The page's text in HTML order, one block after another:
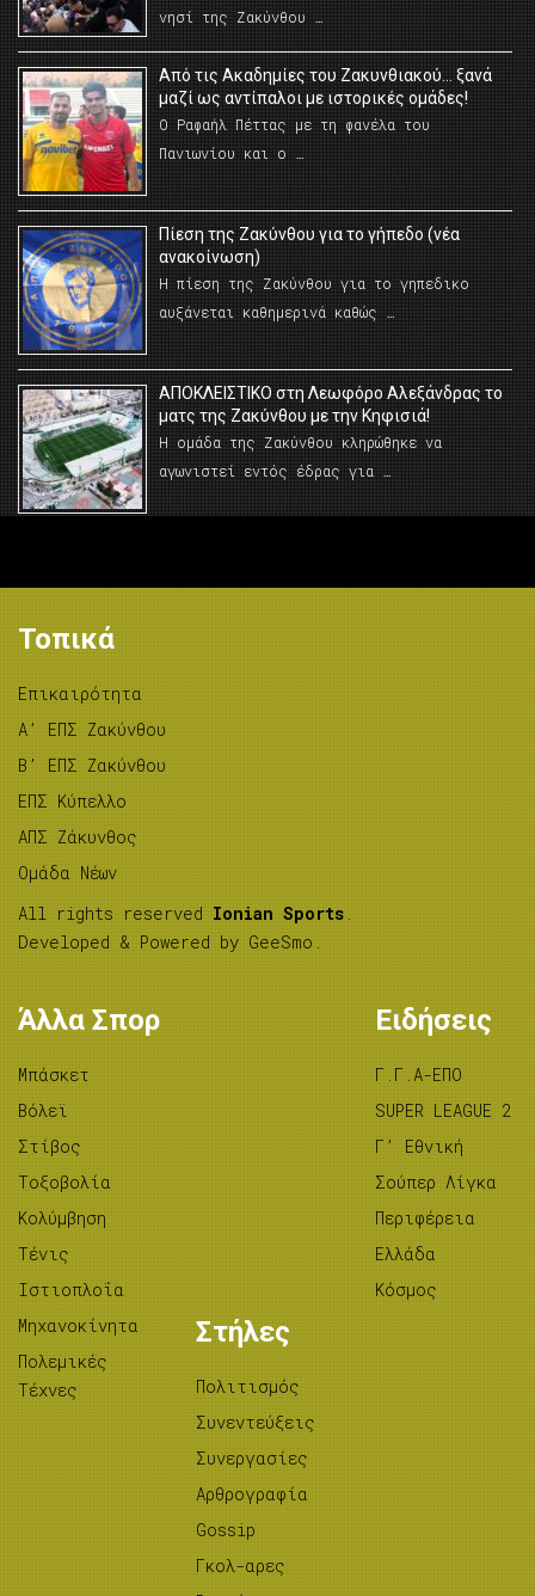
νησί της Ζακύνθου …
Από τις Ακαδημίες του Ζακυνθιακού… ξανά
μαζί ως αντίπαλοι με ιστορικές ομάδες!
Ο Ραφαήλ Πέττας με τη φανέλα του
Πανιωνίου και ο …
Πίεση της Ζακύνθου για το γήπεδο (νέα
ανακοίνωση)
Η πίεση της Ζακύνθου για το γηπεδικο
αυξάνεται καθημερινά καθώς …
AΠΟΚΛΕΙΣΤΙΚΟ στη Λεωφόρο Αλεξάνδρας το
ματς της Ζακύνθου με την Κηφισιά!
Η ομάδα της Ζακύνθου κληρώθηκε να
αγωνιστεί εντός έδρας για …
Τοπικά
Επικαιρότητα
A’ ΕΠΣ Ζακύνθου
B’ ΕΠΣ Ζακύνθου
ΕΠΣ Κύπελλο
ΑΠΣ Ζάκυνθος
Ομάδα Νέων
All rights reserved Ionian Sports .
Developed & Powered by GeeSmo .
Άλλα Σπορ
Μπάσκετ
Βόλεϊ
Στίβος
Tοξοβολία
Κολύμβηση
Τένις
Ιστιοπλοΐα
Μηχανοκίνητα
Πολεμικές
Τέχνες
Ειδήσεις
Γ.Γ.Α-ΕΠΟ
SUPER LEAGUE 2
Γ’ Εθνική
Σούπερ Λίγκα
Περιφέρεια
Ελλάδα
Κόσμος
Στήλες
Πολιτισμός
Συνεντεύξεις
Συνεργασίες
Αρθρογραφία
Gossip
Γκολ-αρες